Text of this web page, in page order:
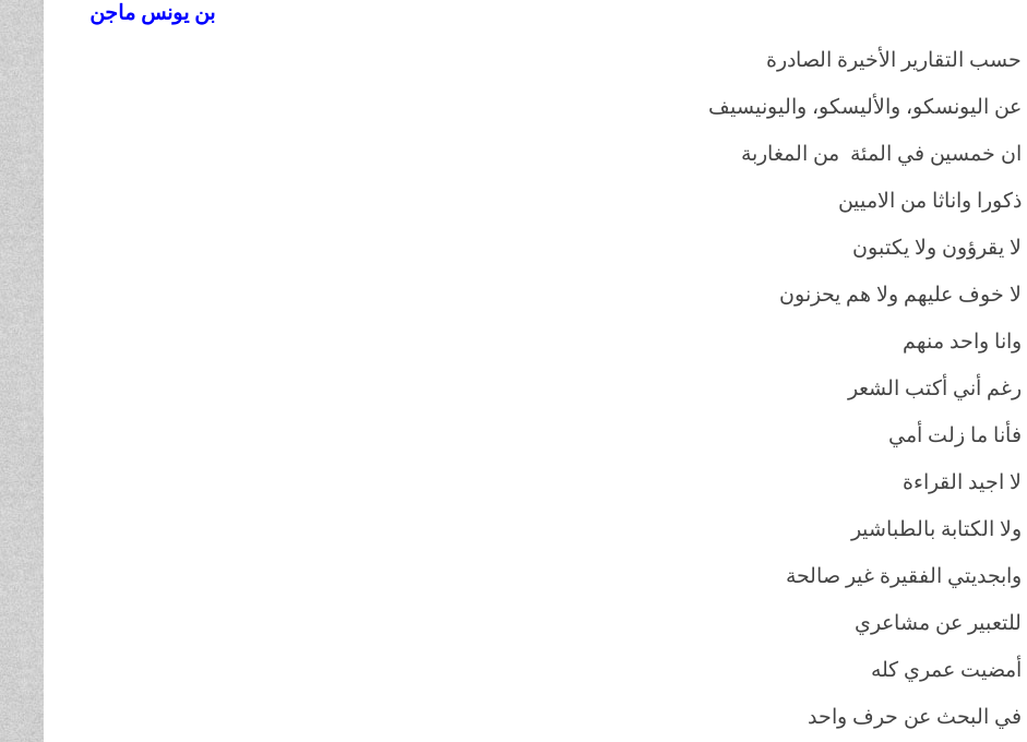
بن يونس ماجن
حسب التقارير الأخيرة الصادرة
عن اليونسكو، والأليسكو، واليونيسيف
ان خمسين في المئة من المغاربة
ذكورا واناثا من الاميين
لا يقرؤون ولا يكتبون
لا خوف عليهم ولا هم يحزنون
وانا واحد منهم
رغم أني أكتب الشعر
فأنا ما زلت أمي
لا اجيد القراءة
ولا الكتابة بالطباشير
وابجديتي الفقيرة غير صالحة
للتعبير عن مشاعري
أمضيت عمري كله
في البحث عن حرف واحد